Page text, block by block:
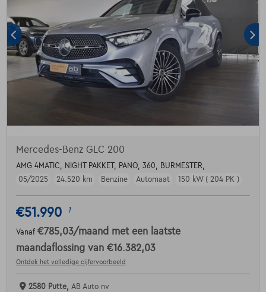
Mercedes-Benz GLC 200
AMG 4MATIC, NIGHT PAKKET, PANO, 360, BURMESTER,
05/2025
24.520 km Benzine Automaat 150 kW ( 204 PK )
€51.990 1
Vanaf €785,03/maand met een laatste
maandaflossing van €16.382,03
Ontdek het volledige cijfervoorbeeld
2580 Putte, AB Auto nv